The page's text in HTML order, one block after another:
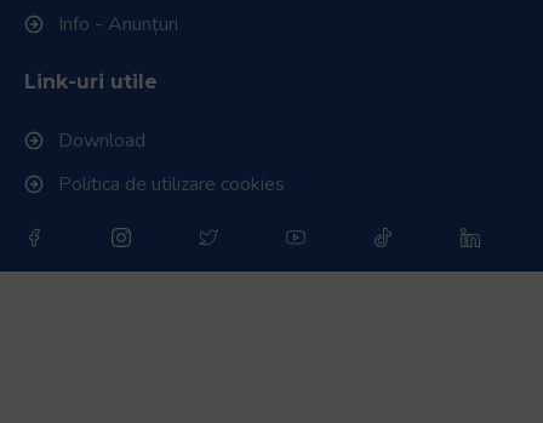
Info - Anunțuri
Link-uri utile
Download
Politica de utilizare cookies